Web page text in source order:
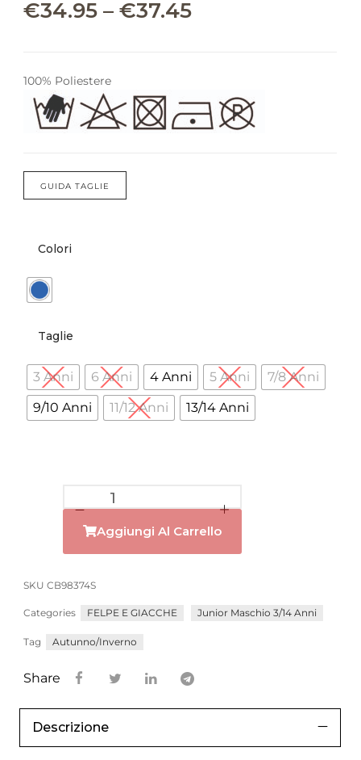
Sitemap
Forums
Meetups
€34.95 – €37.45
100% Poliestere
GUIDA TAGLIE
Colori
Taglie
3 Anni 6 Anni 4 Anni 5 Anni
7/8 Anni
9/10 Anni
11/12 Anni 13/14 Anni
Aggiungi Al Carrello
SKU CB98374S
Categories FELPE E GIACCHE Junior Maschio 3/14 Anni
Tag Autunno/Inverno
Share
Descrizione